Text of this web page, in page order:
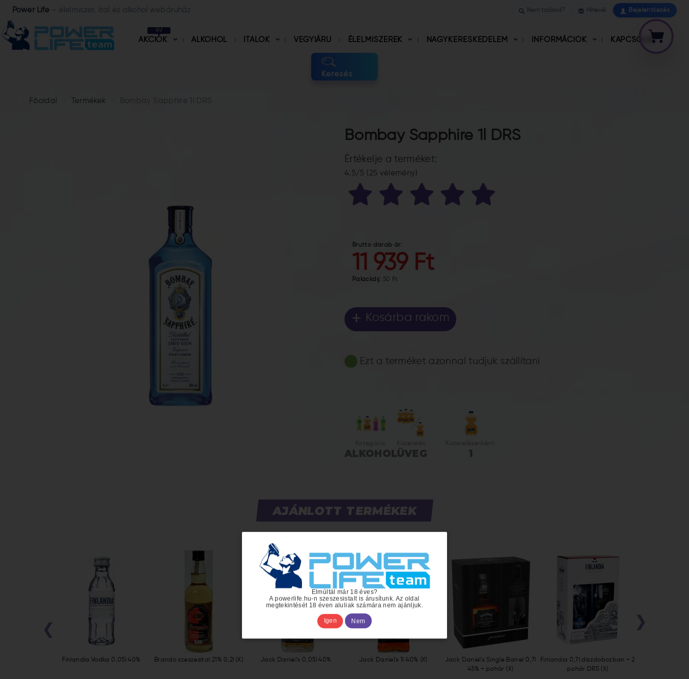
Elmúltál már 18 éves?
A powerlife.hu-n szeszesistalt is árusítunk. Az oldal
megtekintését 18 éven aluliak számára nem ajánljuk.
Igen Nem
Power Life – élelmiszer, ital és alkohol webáruház Nem találod? Hírlevél Bejelentkezés
ÚJ
AKCIÓK ALKOHOL ITALOK VEGYIÁRU ÉLELMISZEREK NAGYKERESKEDELEM INFORMÁCIÓK KAPCSOLAT
Keresés
Főoldal Termékek Bombay Sapphire 1l DRS
Bombay Sapphire 1l DRS
Értékelje a terméket:
4,5/5 (25 vélemény)
Bruttó darab ár:
11 939 Ft
Palackdíj: 50 Ft
+ Kosárba rakom
Ezt a terméket azonnal tudjuk szállítani
Kategória:
ALKOHOL
Kiszerelés:
ÜVEG
Kiszerelésenként:
1
AJÁNLOTT TERMÉKEK
Finlandia Vodka 0,05l 40% Brando szeszesital 21% 0,2l (X) Jack Daniel's 0,05l 40% Jack Daniel's 1l 40% (X)
Jack Daniel's Single Barrel 0,7l
45% + pohár (X)
Finlandia 0,7l díszdobozban + 2
pohár DRS (X)
‹ ›